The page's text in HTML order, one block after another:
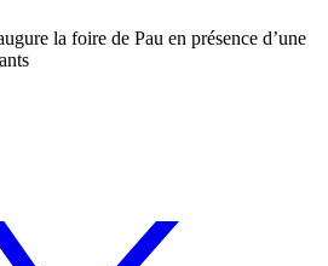
la foire de Pau en présence d’une